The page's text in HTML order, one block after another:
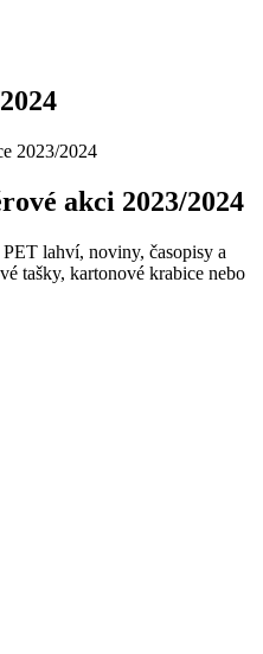
2023/2024
akci 2023/2024
lahví, noviny, časopisy a
tašky, kartonové krabice nebo